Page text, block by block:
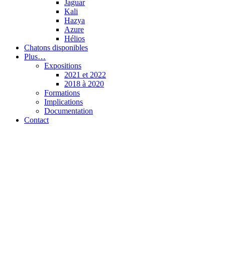
Jaguar
Kali
Hazya
Azure
Hélios
Chatons disponibles
Plus…
Expositions
2021 et 2022
2018 à 2020
Formations
Implications
Documentation
Contact